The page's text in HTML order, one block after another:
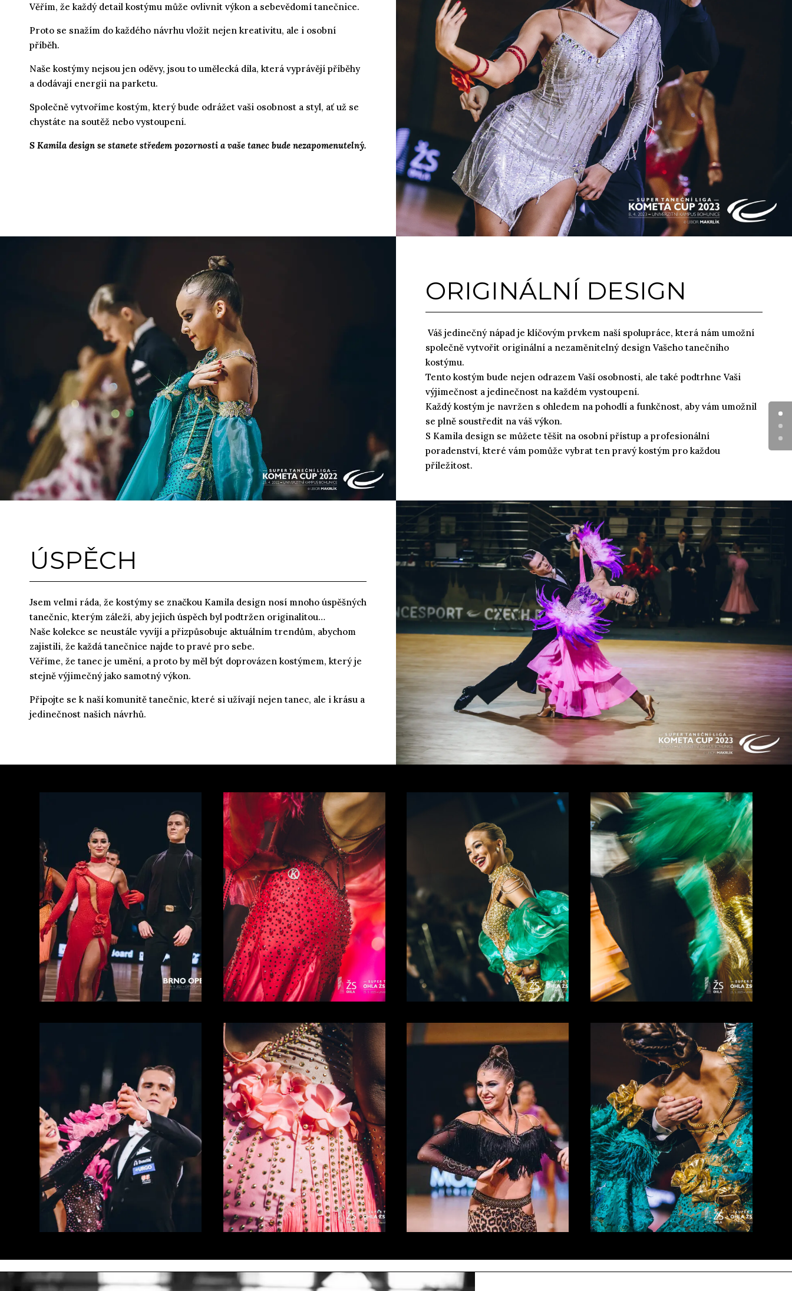
Věřím, že každý detail kostýmu může ovlivnit výkon a sebevědomí tanečnice.
Proto se snažím do každého návrhu vložit nejen kreativitu, ale i osobní
příběh.
Naše kostýmy nejsou jen oděvy, jsou to umělecká díla, která vyprávějí příběhy
a dodávají energii na parketu.
Společně vytvoříme kostým, který bude odrážet vaši osobnost a styl, ať už se
chystáte na soutěž nebo vystoupení.
S Kamila design se stanete středem pozornosti a vaše tanec bude nezapomenutelný.
ORIGINÁLNÍ DESIGN
Váš jedinečný nápad je klíčovým prvkem naší spolupráce, která nám umožní
společně vytvořit originální a nezaměnitelný design Vašeho tanečního
kostýmu.
Tento kostým bude nejen odrazem Vaší osobnosti, ale také podtrhne Vaši
výjimečnost a jedinečnost na každém vystoupení.
Každý kostým je navržen s ohledem na pohodlí a funkčnost, aby vám umožnil
se plně soustředit na váš výkon.
S Kamila design se můžete těšit na osobní přístup a profesionální
poradenství, které vám pomůže vybrat ten pravý kostým pro každou
příležitost.
ÚSPĚCH
Jsem velmi ráda, že kostýmy se značkou Kamila design nosí mnoho úspěšných
tanečnic, kterým záleží, aby jejich úspěch byl podtržen originalitou…
Naše kolekce se neustále vyvíjí a přizpůsobuje aktuálním trendům, abychom
zajistili, že každá tanečnice najde to pravé pro sebe.
Věříme, že tanec je umění, a proto by měl být doprovázen kostýmem, který je
stejně výjimečný jako samotný výkon.
Připojte se k naší komunitě tanečnic, které si užívají nejen tanec, ale i krásu a
jedinečnost našich návrhů.